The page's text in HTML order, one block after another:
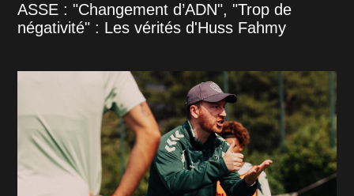
ASSE : "Changement d’ADN", "Trop de
négativité" : Les vérités d'Huss Fahmy